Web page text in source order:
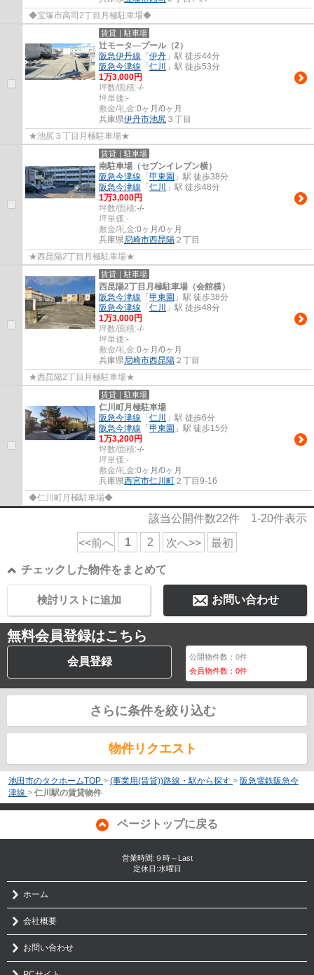
◆宝塚市高司2丁目月極駐車場◆
賃貸｜駐車場
辻モータ―プール（2）
阪急伊丹線 「 伊丹 」駅 徒歩44分
阪急今津線 「 仁川
」駅 徒歩53分
1万3,000円
坪数/面積:-/-
坪単価:-
敷金/礼金:0ヶ月/0ヶ月
兵庫県伊丹市池尻 ３丁目
★池尻３丁目月極駐車場★
賃貸｜駐車場
南駐車場（セブンイレブン横）
阪急今津線 「 甲東園 」駅 徒歩38分
阪急今津線 「 仁川
」駅 徒歩48分
1万3,000円
坪数/面積:-/-
坪単価:-
敷金/礼金:0ヶ月/0ヶ月
兵庫県尼崎市西昆陽 ２丁目
★西昆陽2丁目月極駐車場★
賃貸｜駐車場
西昆陽2丁目月極駐車場（会館横）
阪急今津線 「 甲東園 」駅 徒歩38分
阪急今津線 「 仁川
」駅 徒歩48分
1万3,000円
坪数/面積:-/-
坪単価:-
敷金/礼金:0ヶ月/0ヶ月
兵庫県尼崎市西昆陽 ２丁目
★西昆陽2丁目月極駐車場★
賃貸｜駐車場
仁川町月極駐車場
阪急今津線 「 仁川
」駅 徒歩6分
阪急今津線 「 甲東園 」駅 徒歩15分
1万3,200円
坪数/面積:-/-
坪単価:-
敷金/礼金:0ヶ月/0ヶ月
兵庫県西宮市仁川町 ２丁目9-16
◆仁川町月極駐車場◆
該当公開件数22件 1-20件表示
<<前へ 1 2 次へ>> 最初
チェックした物件をまとめて
お問い合わせ
検討リストに追加
無料会員登録はこちら
会員登録 公開物件数：0件
会員物件数：0件
さらに条件を絞り込む
物件リクエスト
池田市のタクホームTOP > (事業用(賃貸))路線・駅から探す > 阪急電鉄阪急今
津線 > 仁川駅の賃貸物件
ページトップに戻る
営業時間:９時～Last
定休日:水曜日
ホーム
会社概要
お問い合わせ